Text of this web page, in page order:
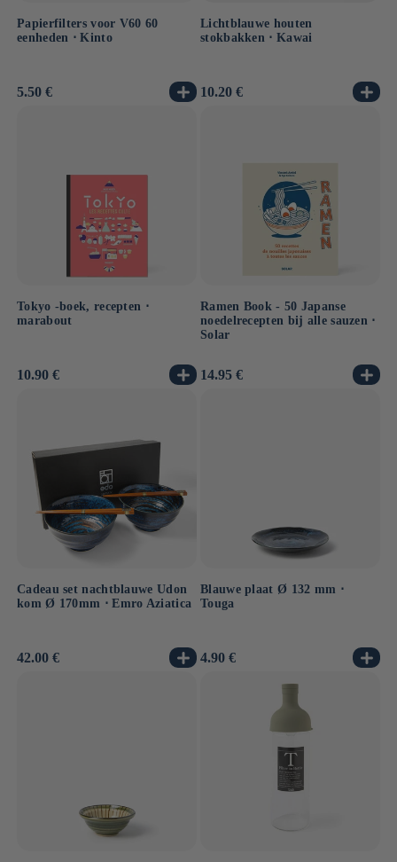
Papierfilters voor V60 60
eenheden ⋅ Kinto
Normale
5.50 €
Lichtblauwe houten
stokbakken ⋅ Kawai
Normale
10.20 €
Tokyo -boek, recepten ⋅
marabout
Normale
10.90 €
Ramen Book - 50 Japanse
noedelrecepten bij alle sauzen ⋅
Solar
Normale
14.95 €
Cadeau set nachtblauwe Udon
kom Ø 170mm ⋅ Emro Aziatica
Normale
42.00 €
Blauwe plaat Ø 132 mm ⋅
Touga
Normale
4.90 €